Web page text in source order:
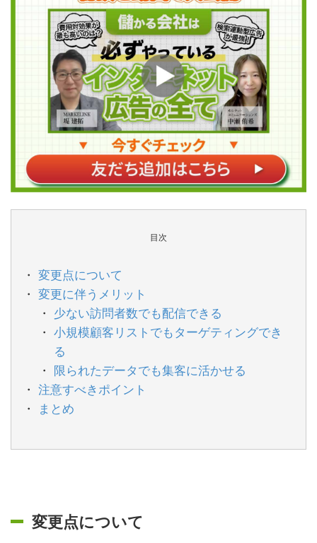
目次
変更点について
変更に伴うメリット
少ない訪問者数でも配信できる
小規模顧客リストでもターゲティングでき
る
限られたデータでも集客に活かせる
注意すべきポイント
まとめ
変更点について